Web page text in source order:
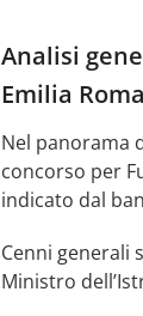
Analisi
Emilia
Nel panorama
concorso per
indicato dal
Cenni generali
Ministro